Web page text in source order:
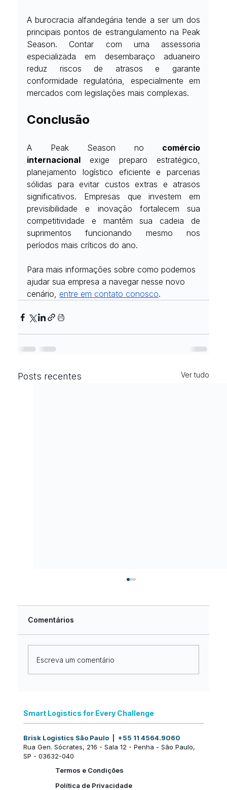
A burocracia alfandegária tende a ser um dos
principais pontos de estrangulamento na Peak
Season. Contar com uma assessoria
especializada em desembaraço aduaneiro
reduz riscos de atrasos e garante
conformidade regulatória, especialmente em
mercados com legislações mais complexas.
Conclusão
A Peak Season no comércio
internacional exige preparo estratégico,
planejamento logístico eficiente e parcerias
sólidas para evitar custos extras e atrasos
significativos. Empresas que investem em
previsibilidade e inovação fortalecem sua
competitividade e mantêm sua cadeia de
suprimentos funcionando mesmo nos
períodos mais críticos do ano.
Para mais informações sobre como podemos
ajudar sua empresa a navegar nesse novo
cenário, entre em contato conosco.
Posts recentes Ver tudo
excelência no mercado internacional:
uma nova fase da Brisk Logistics
Comentários
Escreva um comentário
Brisk Logistics São Paulo | +55 11 4564.9060
Rua Gen. Sócrates, 216 - Sala 12 - Penha - São Paulo,
SP - 03632-040
Smart Logistics for Every Challenge
Termos e Condições
Política de Privacidade